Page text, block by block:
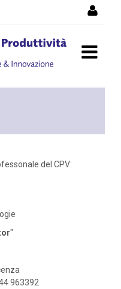
del CPV:
"
963392